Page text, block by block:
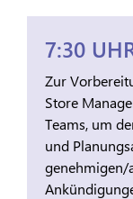
7:30
Zur
Store
Teams, um
und
genehmigen/